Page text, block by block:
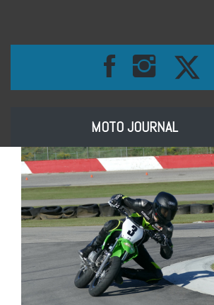
MOTO JOURNAL